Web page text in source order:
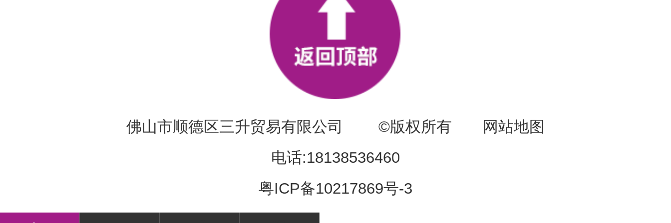
佛山市顺德区三升贸易有限公司 ©版权所有
网站地图
电话:18138536460
粤ICP备10217869号-3